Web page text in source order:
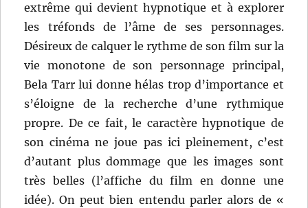
extrême qui devient hypnotique et à explorer
les tréfonds de l’âme de ses personnages.
Désireux de calquer le rythme de son film sur la
vie monotone de son personnage principal,
Bela Tarr lui donne hélas trop d’importance et
s’éloigne de la recherche d’une rythmique
propre. De ce fait, le caractère hypnotique de
son cinéma ne joue pas ici pleinement, c’est
d’autant plus dommage que les images sont
très belles (l’affiche du film en donne une
idée). On peut bien entendu parler alors de «